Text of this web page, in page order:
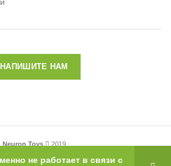
НАПИШИТЕ НАМ
Neuron Toys 2019
не работает в связи с